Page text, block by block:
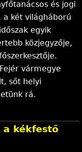
és jogi
a két világháború
egyik
közjegyzője,
vármegye
sőt helyi
rá.
a kékfestő